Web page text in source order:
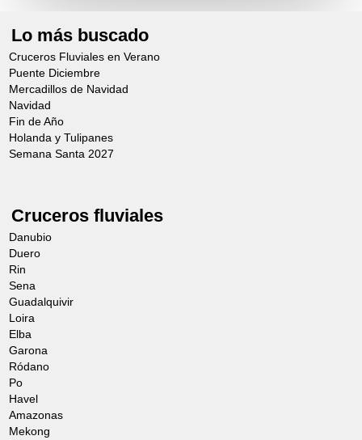
Lo más buscado
Cruceros Fluviales en Verano
Puente Diciembre
Mercadillos de Navidad
Navidad
Fin de Año
Holanda y Tulipanes
Semana Santa 2027
Cruceros fluviales
Danubio
Duero
Rin
Sena
Guadalquivir
Loira
Elba
Garona
Ródano
Po
Havel
Amazonas
Mekong